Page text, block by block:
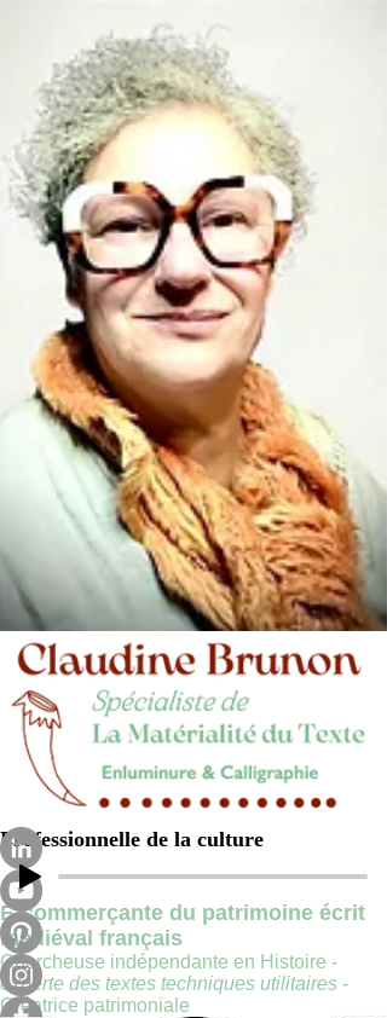
Professionnelle de la culture
E-commerçante du patrimoine écrit
médiéval français
Chercheuse indépendante en Histoire -
experte des textes techniques utilitaires -
Créatrice patrimoniale